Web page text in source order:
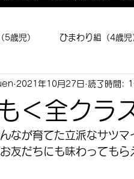
5歳児） ひまわり組（4歳児
子育てひろば
＜全クラ
2021年10月27日 読了時間:
なが育てた立派なサツマ
友だちにも味わってもら